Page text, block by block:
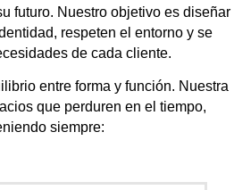
futuro. Nuestro objetivo es diseñar
respeten el entorno y se
de cada cliente.
entre forma y función. Nuestra
que perduren en el tiempo,
siempre: